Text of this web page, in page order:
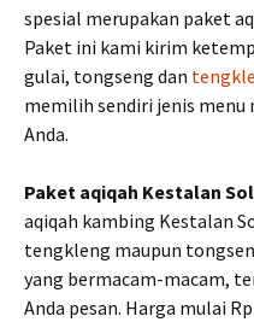
spesial merupakan paket
Paket ini kami kirim
gulai, tongseng dan
memilih sendiri jenis menu
Anda.
Paket aqiqah Kestalan
aqiqah kambing Kestalan
tengkleng maupun
yang bermacam-macam,
Anda pesan. Harga mulai